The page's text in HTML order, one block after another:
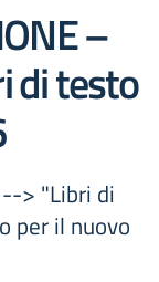
–
di testo
> "Libri di
per il nuovo